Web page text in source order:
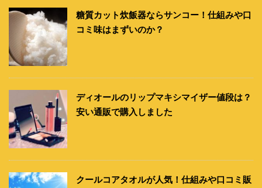
糖質カット炊飯器ならサンコー！仕組みや口
コミ味はまずいのか？
ディオールのリップマキシマイザー値段は？
安い通販で購入しました
クールコアタオルが人気！仕組みや口コミ販